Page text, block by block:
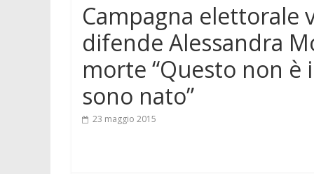
Campagna elettorale
difende Alessandra
morte “Questo non è
sono nato”
23 maggio 2015